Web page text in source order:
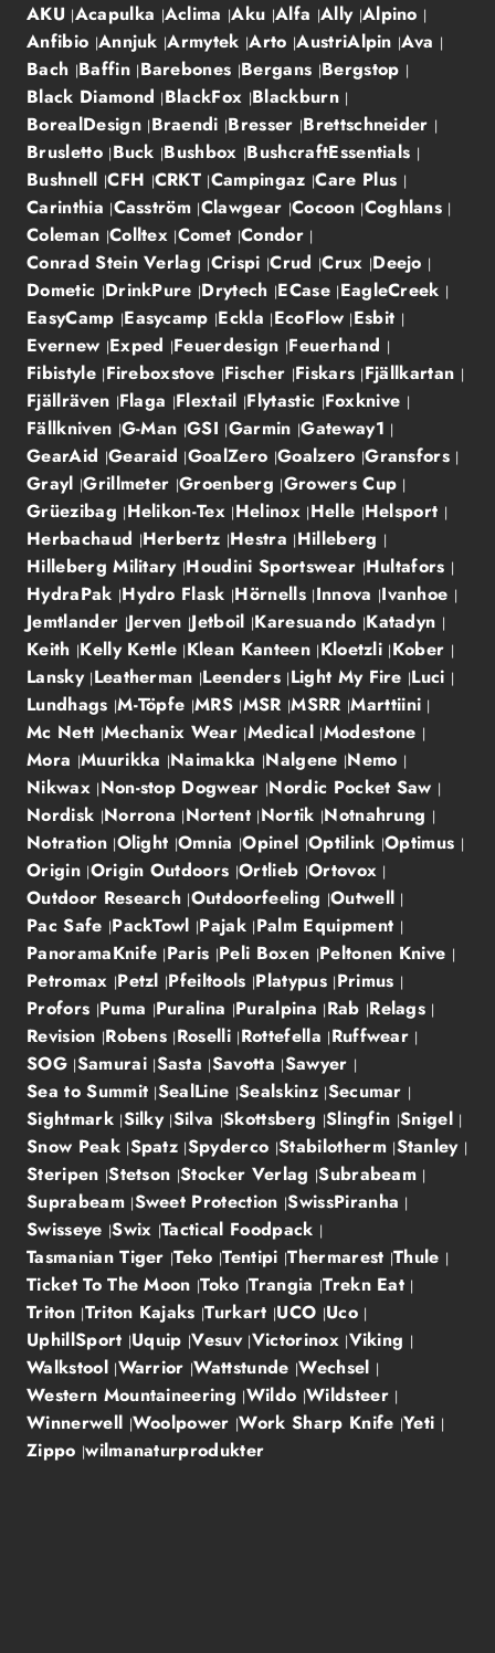
AKU Acapulka Aclima Aku Alfa Ally Alpino
Anfibio Annjuk Armytek Arto AustriAlpin Ava
Bach Baffin Barebones Bergans Bergstop
Black Diamond BlackFox Blackburn
BorealDesign Braendi Bresser Brettschneider
Brusletto Buck Bushbox BushcraftEssentials
Bushnell CFH CRKT Campingaz Care Plus
Carinthia Casström Clawgear Cocoon Coghlans
Coleman Colltex Comet Condor
Conrad Stein Verlag Crispi Crud Crux Deejo
Dometic DrinkPure Drytech ECase EagleCreek
EasyCamp Easycamp Eckla EcoFlow Esbit
Evernew Exped Feuerdesign Feuerhand
Fibistyle Fireboxstove Fischer Fiskars Fjällkartan
Fjällräven Flaga Flextail Flytastic Foxknive
Fällkniven G-Man GSI Garmin Gateway1
GearAid Gearaid GoalZero Goalzero Gransfors
Grayl Grillmeter Groenberg Growers Cup
Grüezibag Helikon-Tex Helinox Helle Helsport
Herbachaud Herbertz Hestra Hilleberg
Hilleberg Military Houdini Sportswear Hultafors
HydraPak Hydro Flask Hörnells Innova Ivanhoe
Jemtlander Jerven Jetboil Karesuando Katadyn
Keith Kelly Kettle Klean Kanteen Kloetzli Kober
Lansky Leatherman Leenders Light My Fire Luci
Lundhags M-Töpfe MRS MSR MSRR Marttiini
Mc Nett Mechanix Wear Medical Modestone
Mora Muurikka Naimakka Nalgene Nemo
Nikwax Non-stop Dogwear Nordic Pocket Saw
Nordisk Norrona Nortent Nortik Notnahrung
Notration Olight Omnia Opinel Optilink Optimus
Origin Origin Outdoors Ortlieb Ortovox
Outdoor Research Outdoorfeeling Outwell
Pac Safe PackTowl Pajak Palm Equipment
PanoramaKnife Paris Peli Boxen Peltonen Knive
Petromax Petzl Pfeiltools Platypus Primus
Profors Puma Puralina Puralpina Rab Relags
Revision Robens Roselli Rottefella Ruffwear
SOG Samurai Sasta Savotta Sawyer
Sea to Summit SealLine Sealskinz Secumar
Sightmark Silky Silva Skottsberg Slingfin Snigel
Snow Peak Spatz Spyderco Stabilotherm Stanley
Steripen Stetson Stocker Verlag Subrabeam
Suprabeam Sweet Protection SwissPiranha
Swisseye Swix Tactical Foodpack
Tasmanian Tiger Teko Tentipi Thermarest Thule
Ticket To The Moon Toko Trangia Trekn Eat
Triton Triton Kajaks Turkart UCO Uco
UphillSport Uquip Vesuv Victorinox Viking
Walkstool Warrior Wattstunde Wechsel
Western Mountaineering Wildo Wildsteer
Winnerwell Woolpower Work Sharp Knife Yeti
Zippo wilmanaturprodukter